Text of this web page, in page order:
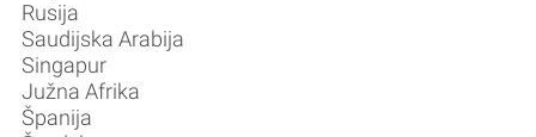
Rusija
Saudijska Arabija
Singapur
Južna Afrika
Španija